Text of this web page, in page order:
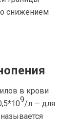
снижением
в крови
9/л — для